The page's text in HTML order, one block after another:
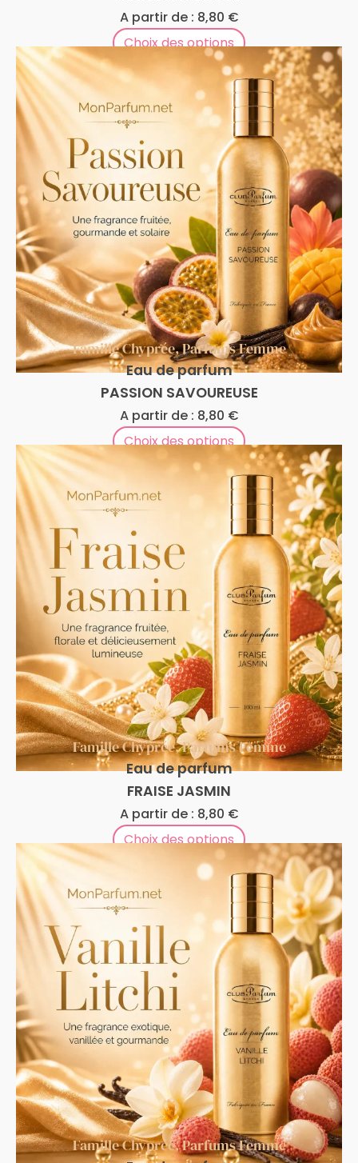
A partir de : 8,80 €
Choix des options
Famille Chyprée,Parfums Femme
Eau de parfum
PASSION SAVOUREUSE
A partir de : 8,80 €
Choix des options
Famille Chyprée,Parfums Femme
Eau de parfum
FRAISE JASMIN
A partir de : 8,80 €
Choix des options
Famille Chyprée,Parfums Femme